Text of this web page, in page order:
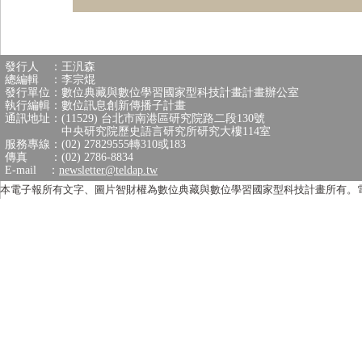
發行人 ：王汎森
總編輯 ：李宗焜
發行單位：數位典藏與數位學習國家型科技計畫計畫辦公室
執行編輯：數位訊息創新傳播子計畫
通訊地址：(11529) 台北市南港區研究院路二段130號
中央研究院歷史語言研究所研究大樓114室
服務專線：(02) 27829555轉310或183
傳真 ：(02) 2786-8834
E-mail ： newsletter@teldap.tw
本電子報所有文字、圖片智財權為數位典藏與數位學習國家型科技計畫所有